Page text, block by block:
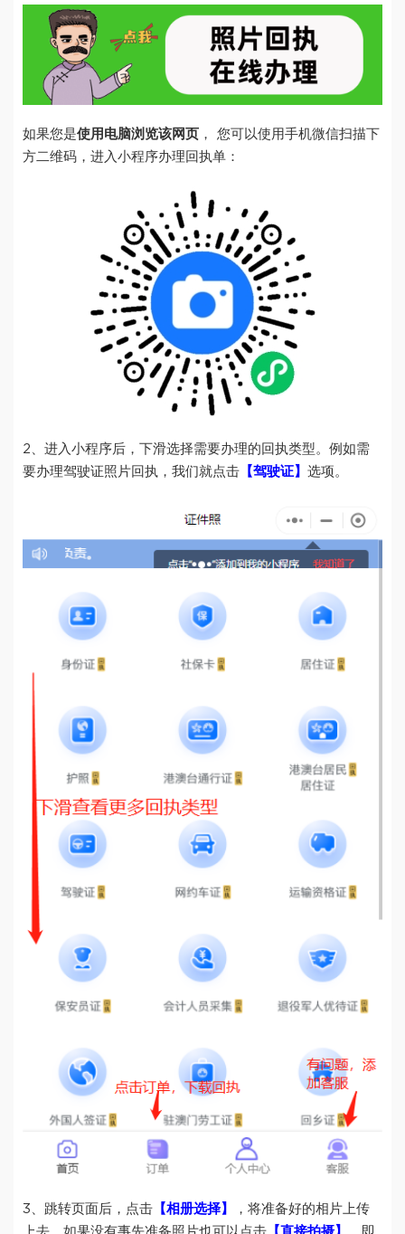
如果您是使用电脑浏览该网页 ， 您可以使用手机微信扫描下
方二维码，进入小程序办理回执单：
2、进入小程序后，下滑选择需要办理的回执类型。例如需
要办理驾驶证照片回执，我们就点击 【驾驶证】 选项。
3、跳转页面后，点击 【相册选择】
，将准备好的相片上传